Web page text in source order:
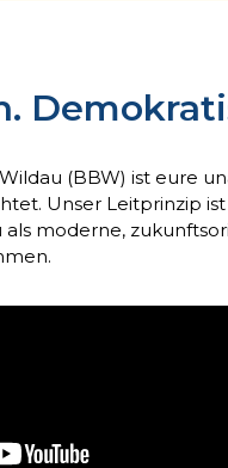
(BBW) ist eure
Unser Leitprinzip
als moderne,